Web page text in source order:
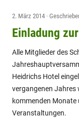
2. März 2014 ·
Einladung
Alle Mitglieder des
Heidrichs Hotel
vergangenen Jahres
kommenden Monate
Veranstaltungen.